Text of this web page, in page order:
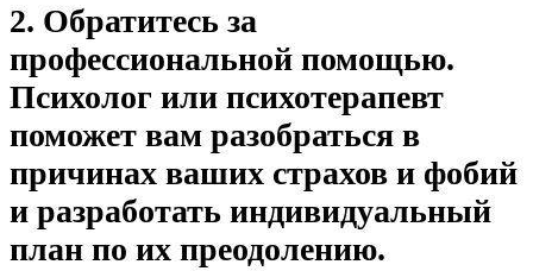
2. Обратитесь за
профессиональной помощью.
Психолог или психотерапевт
поможет вам разобраться в
причинах ваших страхов и фобий
и разработать индивидуальный
план по их преодолению.